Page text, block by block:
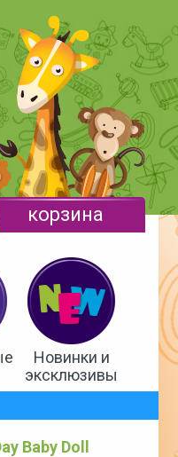
корзина
Новинки и
эксклюзивы
Baby Doll